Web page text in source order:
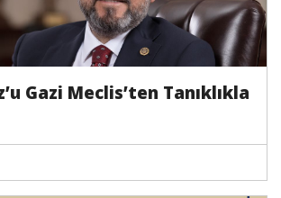
Gazi Meclis’ten Tanıklıkla